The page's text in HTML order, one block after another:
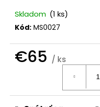
Skladom (1 ks)
Kód: MS0027
€65 / ks
o